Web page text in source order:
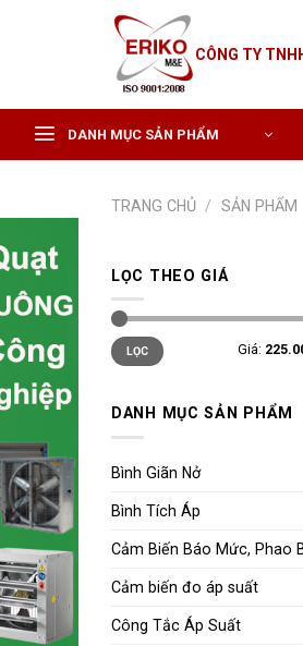
CÔNG TY
DANH MỤC SẢN PHẨM
TRANG CHỦ / SẢN PHẨM
LỌC THEO GIÁ
Giá
tối
thiểu
Giá
tối
đa
LỌC Giá:
DANH MỤC SẢN PHẨM
Bình Giãn Nở
Bình Tích Áp
Cảm Biến Báo Mức, Phao
Cảm biến đo áp suất
Công Tắc Áp Suất